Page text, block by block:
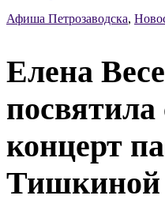
Афиша Петрозаводска,
Елена
посвятила
концерт
Тишкиной